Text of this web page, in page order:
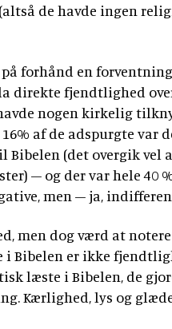
de havde ingen
forhånd en
direkte fjendtlighed
nogen kirkelig
af de adspurgte var
Bibelen (det overgik vel
– og der var hele 40
men – ja,
men dog værd at
Bibelen er ikke
læste i Bibelen, de
Kærlighed, lys og